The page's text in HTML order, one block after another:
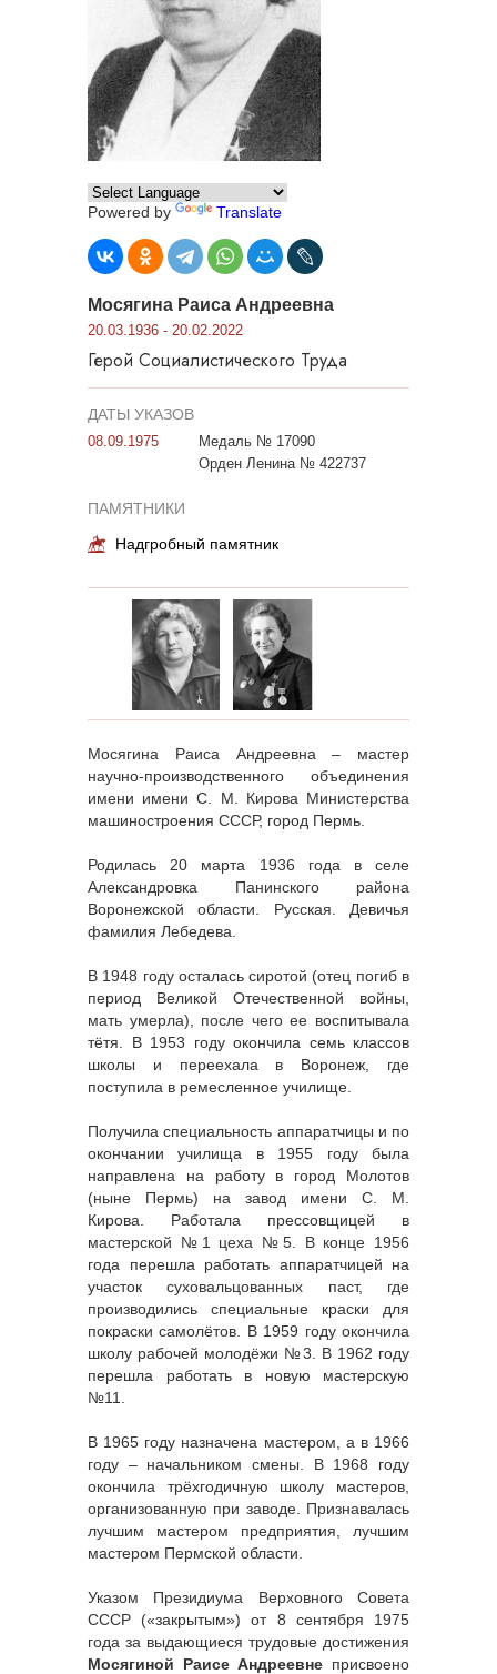
Powered by Translate
Мосягина Раиса Андреевна
20.03.1936 - 20.02.2022
Герой Социалистического Труда
ДАТЫ УКАЗОВ
08.09.1975
Медаль № 17090
Орден Ленина № 422737
ПАМЯТНИКИ
Надгробный памятник
Мосягина Раиса Андреевна – мастер
научно-производственного объединения
имени имени С. М. Кирова Министерства
машиностроения СССР, город Пермь.
Родилась 20 марта 1936 года в селе
Александровка Панинского района
Воронежской области. Русская. Девичья
фамилия Лебедева.
В 1948 году осталась сиротой (отец погиб в
период Великой Отечественной войны,
мать умерла), после чего ее воспитывала
тётя. В 1953 году окончила семь классов
школы и переехала в Воронеж, где
поступила в ремесленное училище.
Получила специальность аппаратчицы и по
окончании училища в 1955 году была
направлена на работу в город Молотов
(ныне Пермь) на завод имени С. М.
Кирова. Работала прессовщицей в
мастерской №1 цеха №5. В конце 1956
года перешла работать аппаратчицей на
участок суховальцованных паст, где
производились специальные краски для
покраски самолётов. В 1959 году окончила
школу рабочей молодёжи №3. В 1962 году
перешла работать в новую мастерскую
№11.
В 1965 году назначена мастером, а в 1966
году – начальником смены. В 1968 году
окончила трёхгодичную школу мастеров,
организованную при заводе. Признавалась
лучшим мастером предприятия, лучшим
мастером Пермской области.
Указом Президиума Верховного Совета
СССР («закрытым») от 8 сентября 1975
года за выдающиеся трудовые достижения
Мосягиной Раисе Андреевне присвоено